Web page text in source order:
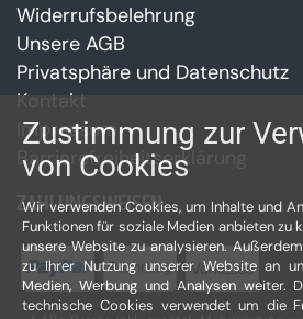
Widerrufsbelehrung
Unsere AGB
Privatsphäre und Datenschutz
Kontakt
Impressum
Barrierefreiheitserklärung
ZAHLUNGSWEISEN
Zustimmung zur
von Cookies
Wir verwenden Cookies, um Inhalte und
Funktionen für soziale Medien anbieten zu
unsere Website zu analysieren.
zu Ihrer Nutzung unserer Website an
Medien, Werbung und Analysen weiter.
technische Cookies verwendet um die